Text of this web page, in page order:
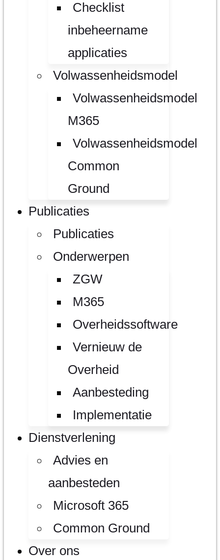
Checklist
inbeheername
applicaties
Volwassenheidsmodel
Volwassenheidsmodel
M365
Volwassenheidsmodel
Common
Ground
Publicaties
Publicaties
Onderwerpen
ZGW
M365
Overheidssoftware
Vernieuw de
Overheid
Aanbesteding
Implementatie
Dienstverlening
Advies en
aanbesteden
Microsoft 365
Common Ground
Over ons